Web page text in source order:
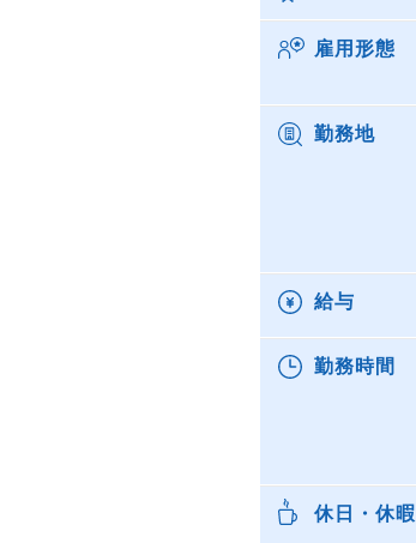
雇用形態
勤務地
給与
勤務時間
休日・休暇